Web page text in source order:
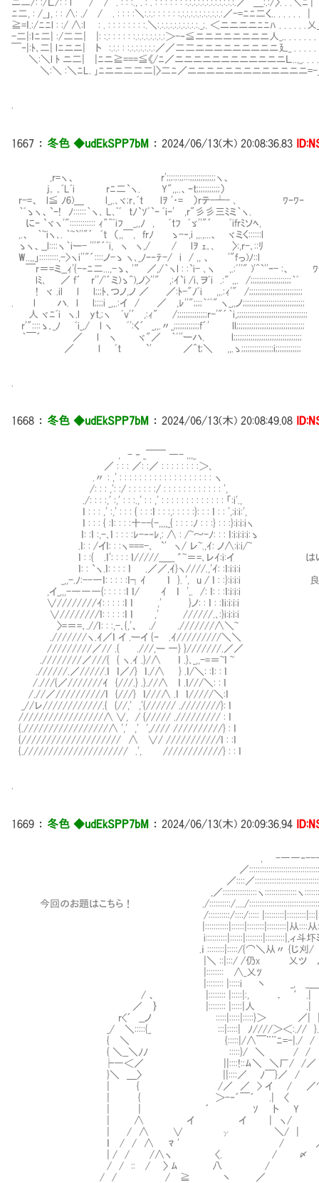
ニ二/: :/Ｌ/: : l / / . : :ﾞ:., . : . : : : : : : :.:.:.:.:.:.:.:.:.:.:.:.／ ＿:.:/〉.
ﾆ二, : /_」, : : ∧: ./ / . : : : :＼:.:.: : : : :
≧=ｌ.:/ﾆﾆl : :/ ∧:l : . : : : : : : : :.＼:.:.:.:.:.:.:.:.:.:._;. ＜ニニニニﾆﾆﾊ . . . . . .
-二|:ｌﾆ二| :/二二| |: :.: : : : : :.:.:.:.:.:.:.:＞-‐≦ニニニニニニニニ人_.. . . . . .
￣‐|:ﾄ､二| lﾆニニ| ト :.:.: : :.:.:.:.:.:.:／／二二ニニニニニニニニニ廴_ . . . .
＼:＼l ﾄ ニ二| |ﾆニ≧===≦《/ﾆ／ニニニニニニニニニニニニＬ..,_. . .
＼:＼ :＼ﾆL. ｣ﾆニニ二二二|〉二ﾆ／ニニニニニニニニニニニニニ=-
1667 ： 冬色 ◆udEkSPP7bM ： 2024/06/13(木) 20:08:36.83
,r=ヽ、 r';;;:;:;;:::;;;;;;;;;;;;ヽ、
j｡ ｡ﾞLﾞi rﾆ二`ヽ. Y",,..、ｰt;;;;;;;;;;;）
r-=、 l≦ ﾉ6)＿ l_,.､ヾ;r､ﾞt lｦ '・= ）rテ-┴- ､ ﾜｰﾜｰ
｀ﾞゝヽ、`ｰ! ﾉ::::::｀ヽ､ L､ﾟﾞ tﾉ`ｿﾞ`ｰ ﾞiｰ' ,r"彡彡三ﾐミ｀ヽ.
にｰ `ヾヽ'":::::::::::: ｨ"^ﾞiﾌ _,,ﾉ , ﾞtﾌ ﾞゞ''"´ ﾞifrﾐソﾍ,
,.、 ｀~iヽ､. ｀~`''"´ ﾞt （,,￣, frﾉ ゝ-‐,i ,,.,...、 ヾミく
ゝヽ、__l::::ヽ｀iー- '''"´ﾞi, ヽ ヽ,/ / lｦ ｪ｡､ 〉:,r-､::ﾘ
W..,,」:::::::::,->ヽi''"´::::ノ-ゝ ヽ､_ﾉｰ‐ﾃ-/ i / ,, 、 '"fっ)ﾉ::l
￣r＝=ミ__ｨ'{-‐ﾆ二...,-ゝ、'″ ／,/｀ヽl : :`i- ､ヽ ,.:ﾞ''" )'^`''ｰ- :、 ﾜ
lﾐ､ ／ f´ r''/'´ミ)ゝ^),ノ>''" ,:ｲ`i /i､ヲﾞi .:" ,,. /;;;;;;;;;;;;;;;;;;;｀ﾞ
! ヾ .il l l;;;ﾄ､つノ,ノ ／ ／:ﾄ-"ﾉﾞi ,,.:ｨ'" /;;;;;;;;;;;;;;;;;;;;;;;;;
. l ハ. l l;;;;i _,,.:イ / ／ ,ﾚ''";;;;｀ﾞﾞ" ヽ_,,ノ
人 ヾﾆﾞi ヽ.l yt,;ヽ ﾞv'′ ,:ｨ" /;;;;;;;;;;;;;;r-'"´｀i,;;;;;;;;;;;;;;;;;;;;;;;;;;;;;;;;;
r'"::::ゝ､_ﾉ ﾞi_,/ l ヽ ﾞ':く´ _,,.〃_;;;;;;;;;;;;f´' ll;;;;;;;;;;;;;;;;;;;;;;;;;;;;;;;;
｀￣´ ／ l ヽ ヾ"／ ｀ﾞ''ーハ. l;;;;;;;;;;;;;;;;;;;;;;;;;;;;;;;;
／ l ﾞt `' ／^t;＼ ,,.ゝ;;;;;;;;;;;;;;;i;;;;;;;;;;;;
1668 ： 冬色 ◆udEkSPP7bM ： 2024/06/13(木) 20:08:49.08
, - ‐ _￣￣ ―- ,,,_
／ : : : ／: :／ : : : : : : : :＞､
.〃 : ,' : : : : : : : : : : : : : : : : : : : ヽ
/: : : ,': :/ : : : : : :/ : : : : : : : : : : : : ',
./: : : :,' :,' : : :.,' : : ,' : : : : : : : : : : : : : 「:i'.,
ｌ : : : ,' :,' : : : { : : :ｌ : : :,: : : : :}: : : ｌ : : ',:i:i:',
ｌ : : : { :ｌ: : : :十--{-,,,,_{ : : : :ﾉ : : :} : : :}:i:i:iヽ
ｌ: :ｌ :,-､ｌ : : : :ﾚ-‐‐ﾚ,: ∧ : /~～-ﾉ: : : ｌ:i:i:i:i:ゝ
.ｌ: : /イｌ: : :ヽ===-､ `' ヽ/ レ~.,ｲ: ノ∧:i:i/~
ｌ : :{ .ｌ': : : : ｌ/////_＿_ ゛~＝=､レｲ:i:イ はい、何
ｌ: : `ヽ.ｌ: : : : ｌ .／／,ｲ}ヽ////.,'ｲ: :ｌ:i:i:i
_,,-.ﾉ:--―ｌ: : : : :ｌ┐ｲ ｌ }. ', u / ｌ : :}:i:i:i 良い反応を
,イ_,,,-―――{: : : : :ｌ ｌ/ ｲ ｌ ',. /: ｌ: : :ｌ:i:i:i
∨////////ｲ: : : : :ｌ ｌ ,' }ノ: : ｌ : :ｌi:i:i:i
∨////////ｌ: : : : :ｌ ｌ ,' //////.､:}i:i:i:i
〉=＝=､.//ｌ: : :,-､{,'、 ./ .///////∧＼~
.///////ヽ.ｲ／ｌ イ .ーイ {ｰ .ｲ/////////＼＼
/////////／// .{ .///,ー 一} }///////.／／
.////////／///{ { ヽ.ｲ .}/∧ ｌ .}､_,,-=＝~ｌ ~
.//////.／/////.ｌ ｌ／/} ｌ./∧ } .ｌ/＼: :ｌ: : ｌ
/.///{／///////ｲ {///.} .}.//∧ ｌ .ｌ///＼: : ｌ
/.//／//////////ｌ {///} ｌ///∧ .ｌ ｌ/////＼:ｌ
_//レ////////////.{ {//,' ,'{////// .////////}: ｌ
/////////////////∧ ∨, / {///// .///////// : ｌ
{./////////////////∧ ',' ,' ',//// //////////} : ｌ
{//////////////////// ∧ ∨/ ///////////ｌ : :ｌ
{.///////////////////// .', ////////////} : : ｌ
1669 ： 冬色 ◆udEkSPP7bM ： 2024/06/13(木) 20:09:36.94
, -――‐---
／
／::::／
,／::::::::::::::::ヽ:::::::::::::::ヽ:::::::::::ミ／
今回のお題はこちら！ ./::::::::::/..../
/::::::::::/::::/::::: |:::::::::|:::::::::|:::|:::::三|ム＼
|:::::::::::|::::::|::::::::|:::::::::|从::::从:::::彡
i::::::::::|::::::|::::::::|:::::::::|,ィ斗圷ﾐ
.ｉ ::::::::|:::::/{⌒＼从〃 {じ刈/ } ｿ
|＼ ::|:::/ /仍x 乂ツ ﾉ ﾋ ﾉ/
|::::::::Ⅳ∧_乂ﾂ イ
|:::::::: |:::::i 丶 _, _＿＿__ﾑ.《
/ 、 |:::::::: |:::::|:, ． ′ .| | ＼
／ ｝ |:::::::: |:::::|人 .| | ＼
r<´ __ノ Ⅴ:::::|:::::|:::::}＞ ／| | .
_/ ＼:::::{_ Ⅴ:::|:::::| ﾉ////＞＜:.// }.
{ ＼ Ⅵ Ⅵ{:::::|/∧￣¨¨ﾆ=-|./ / ／⌒＼／
{ ＼__＼ﾉﾉ Ⅵ:::::}/ ＼ / / ＼
├―＜／ ||::::!::ﾑ＼ ＼厂/ /／
}＼ ＿〉 ||::::／ ﾉ￣}／ /
| { /／ ／ > イ / ／⌒＼
| { ＞-‐´￣´ .| 〈 丶 ）
| | ´ ｿ ト Y
| ∧ イ イ | ヽ/ / イ
| / ∧ ∨ γ ＼/ | /
ｌ / / ∧ ﾏ ' / ／ /. _亅
| / / /∧ヽ 〈. / 〆 / /:::::::ヽ
/ / :: / 〉 ﾑ 八 / / /:::::::::::::::丶
/ / / ≧ 丶 ／ / { ::::::::::::::::::ヽ